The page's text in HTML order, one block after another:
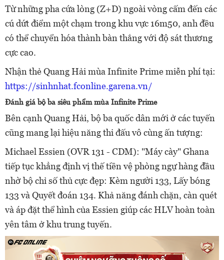
Từ những pha cứa lòng (Z+D) ngoài vòng cấm đến các
cú dứt điểm một chạm trong khu vực 16m50, anh đều
có thể chuyển hóa thành bàn thắng với độ sát thương
cực cao.
Nhận thẻ Quang Hải mùa Infinite Prime miễn phí tại:
https://sinhnhat.fconline.garena.vn/
Đánh giá bộ ba siêu phẩm mùa Infinite Prime
Bên cạnh Quang Hải, bộ ba quốc dân mới ở các tuyến
cũng mang lại hiệu năng thi đấu vô cùng ấn tượng:
Michael Essien (OVR 131 - CDM): "Máy cày" Ghana
tiếp tục khẳng định vị thế tiền vệ phòng ngự hàng đầu
nhờ bộ chỉ số thủ cực đẹp: Kèm người 133, Lấy bóng
133 và Quyết đoán 134. Khả năng đánh chặn, càn quét
và áp đặt thể hình của Essien giúp các HLV hoàn toàn
yên tâm ở khu trung tuyến.